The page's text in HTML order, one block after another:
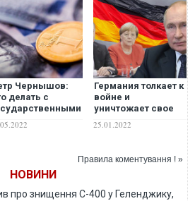
Чернышов:
делать с
Германия толкает к
войне и
уничтожает свое
Это нужно
25.01.2022
Правила коментування ! »
НОВИНИ
про знищення С-400 у Геленджику,